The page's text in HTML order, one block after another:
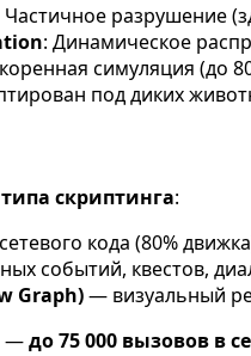
Частичное разрушение
: Динамическое
симуляция (до
под диких
скриптинга:
кода (80%
событий, квестов,
Graph)— визуальный
—до 75 000 вызовов в